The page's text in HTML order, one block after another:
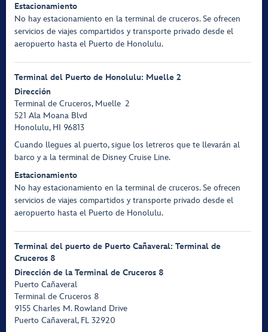
Estacionamiento
No hay estacionamiento en la terminal de cruceros. Se ofrecen
servicios de viajes compartidos y transporte privado desde el
aeropuerto hasta el Puerto de Honolulu.
Terminal del Puerto de Honolulu: Muelle 2
Dirección
Terminal de Cruceros, Muelle 2
521 Ala Moana Blvd
Honolulu, HI 96813
Cuando llegues al puerto, sigue los letreros que te llevarán al
barco y a la terminal de Disney Cruise Line.
Estacionamiento
No hay estacionamiento en la terminal de cruceros. Se ofrecen
servicios de viajes compartidos y transporte privado desde el
aeropuerto hasta el Puerto de Honolulu.
Terminal del puerto de Puerto Cañaveral: Terminal de
Cruceros 8
Dirección de la Terminal de Cruceros 8
Puerto Cañaveral
Terminal de Cruceros 8
9155 Charles M. Rowland Drive
Puerto Cañaveral, FL 32920